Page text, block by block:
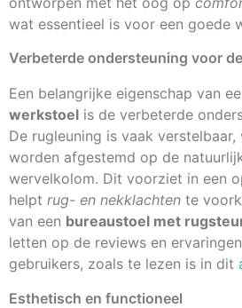
wat essentieel is voor een goede
Verbeterde ondersteuning voor
Een belangrijke eigenschap van
werkstoel is de verbeterde
De rugleuning is vaak
worden afgestemd op de
wervelkolom. Dit voorziet in een
helpt rug- en nekklachten te
van een bureaustoel met
letten op de reviews en
gebruikers, zoals te lezen is in dit
Esthetisch en functioneel